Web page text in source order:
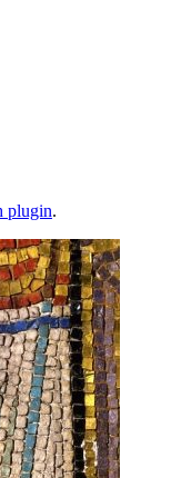
plugin.